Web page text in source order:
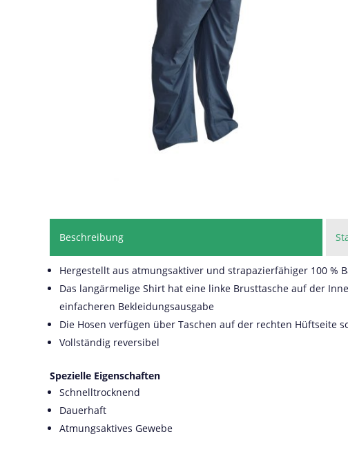
Beschreibung
Hergestellt aus atmungsaktiver und strapazierfähiger 100 %
Das langärmelige Shirt hat eine linke Brusttasche auf der
einfacheren Bekleidungsausgabe
Die Hosen verfügen über Taschen auf der rechten Hüftseite
Vollständig reversibel
Spezielle Eigenschaften
Schnelltrocknend
Dauerhaft
Atmungsaktives Gewebe